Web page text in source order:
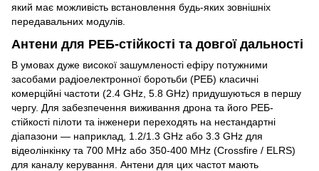
який має можливість встановлення будь-яких зовнішніх
передавальних модулів.
Антени для РЕБ-стійкості та довгої дальності
В умовах дуже високої зашумленості ефіру потужними
засобами радіоелектронної боротьби (РЕБ) класичні
комерційні частоти (2.4 GHz, 5.8 GHz) придушуються в першу
чергу. Для забезпечення виживання дрона та його РЕБ-
стійкості пілоти та інженери переходять на нестандартні
діапазони — наприклад, 1.2/1.3 GHz або 3.3 GHz для
відеолінкінку та 700 MHz або 350-400 MHz (Crossfire / ELRS)
для каналу керування. Антени для цих частот мають